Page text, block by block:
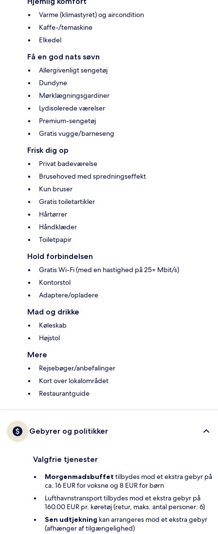
Varme (klimastyret) og aircondition
Kaffe-/temaskine
Elkedel
Få en god nats søvn
Allergivenligt sengetøj
Dundyne
Mørklægningsgardiner
Lydisolerede værelser
Premium-sengetøj
Gratis vugge/barneseng
Frisk dig op
Privat badeværelse
Brusehoved med spredningseffekt
Kun bruser
Gratis toiletartikler
Hårtørrer
Håndklæder
Toiletpapir
Hold forbindelsen
Gratis Wi-Fi (med en hastighed på 25+ Mbit/s)
Kontorstol
Adaptere/opladere
Mad og drikke
Køleskab
Højstol
Mere
Rejsebøger/anbefalinger
Kort over lokalområdet
Restaurantguide
Gebyrer og politikker
Valgfrie tjenester
Morgenmadsbuffet tilbydes mod et ekstra gebyr på
ca. 16 EUR for voksne og 8 EUR for børn
Lufthavnstransport tilbydes mod et ekstra gebyr på
160.00 EUR pr. køretøj (retur, maks. antal personer: 6)
Sen udtjekning kan arrangeres mod et ekstra gebyr
(afhænger af tilgængelighed)